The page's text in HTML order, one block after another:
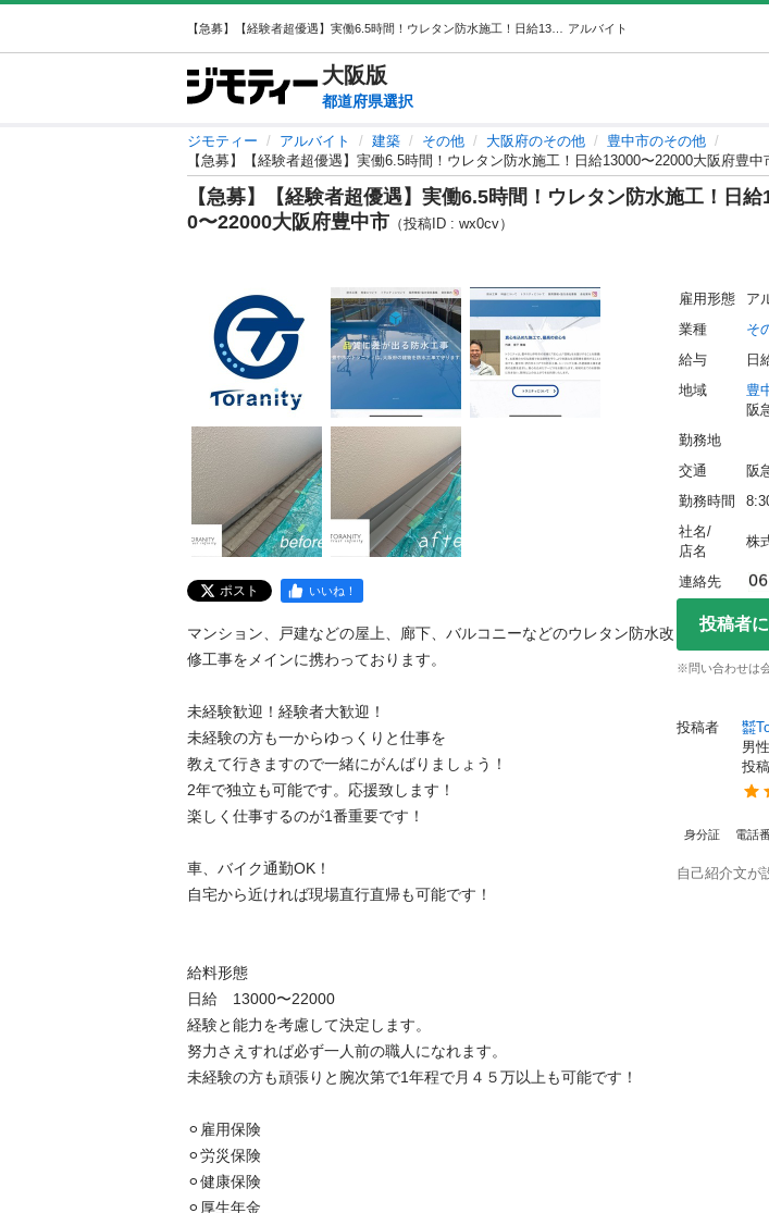
アルバイト
大阪版
都道府県選択
ジモティー アルバイト 建築 その他 大阪府のその他
豊中市のその他
【急募】【経験者超優遇】実働6.5時間！ウレタン防水施工！日給13000〜22000大阪府豊中
【急募】【経験者超優遇】実働6.5時間！ウレタン防水施工！日給
0〜22000大阪府豊中市 （投稿ID : wx0cv）
ポスト いいね！
マンション、戸建などの屋上、廊下、バルコニーなどのウレタン防水改
修工事をメインに携わっております。
未経験歓迎！経験者大歓迎！
未経験の方も一からゆっくりと仕事を
教えて行きますので一緒にがんばりましょう！
2年で独立も可能です。応援致します！
楽しく仕事するのが1番重要です！
車、バイク通勤OK！
自宅から近ければ現場直行直帰も可能です！
給料形態
日給　13000〜22000
経験と能力を考慮して決定します。
努力さえすれば必ず一人前の職人になれます。
未経験の方も頑張りと腕次第で1年程で月４５万以上も可能です！
⚪︎雇用保険
⚪︎労災保険
⚪︎健康保険
⚪︎厚生年金
雇用形態
ア
業種
そ
給与
日
地域
豊
阪
勤務地
交通
阪
勤務時間
社名/
店名
株
連絡先
投稿者
※問い合わせは
投稿者
㍿
男性
投
身分証 電話
自己紹介文が